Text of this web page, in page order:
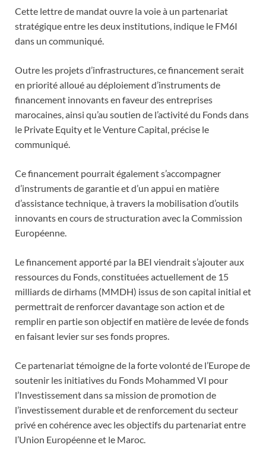
Cette lettre de mandat ouvre la voie à un partenariat
stratégique entre les deux institutions, indique le FM6I
dans un communiqué.
Outre les projets d’infrastructures, ce financement serait
en priorité alloué au déploiement d’instruments de
financement innovants en faveur des entreprises
marocaines, ainsi qu’au soutien de l’activité du Fonds dans
le Private Equity et le Venture Capital, précise le
communiqué.
Ce financement pourrait également s’accompagner
d’instruments de garantie et d’un appui en matière
d’assistance technique, à travers la mobilisation d’outils
innovants en cours de structuration avec la Commission
Européenne.
Le financement apporté par la BEI viendrait s’ajouter aux
ressources du Fonds, constituées actuellement de 15
milliards de dirhams (MMDH) issus de son capital initial et
permettrait de renforcer davantage son action et de
remplir en partie son objectif en matière de levée de fonds
en faisant levier sur ses fonds propres.
Ce partenariat témoigne de la forte volonté de l’Europe de
soutenir les initiatives du Fonds Mohammed VI pour
l’Investissement dans sa mission de promotion de
l’investissement durable et de renforcement du secteur
privé en cohérence avec les objectifs du partenariat entre
l’Union Européenne et le Maroc.